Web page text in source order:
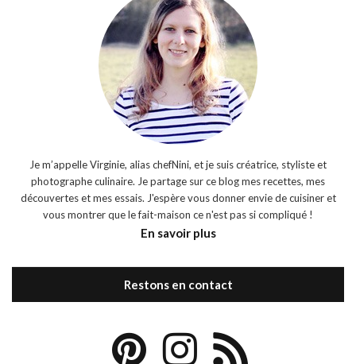
Je m’appelle Virginie, alias chefNini, et je suis créatrice, styliste et
photographe culinaire. Je partage sur ce blog mes recettes, mes
découvertes et mes essais. J'espère vous donner envie de cuisiner et
vous montrer que le fait-maison ce n'est pas si compliqué !
En savoir plus
Restons en contact